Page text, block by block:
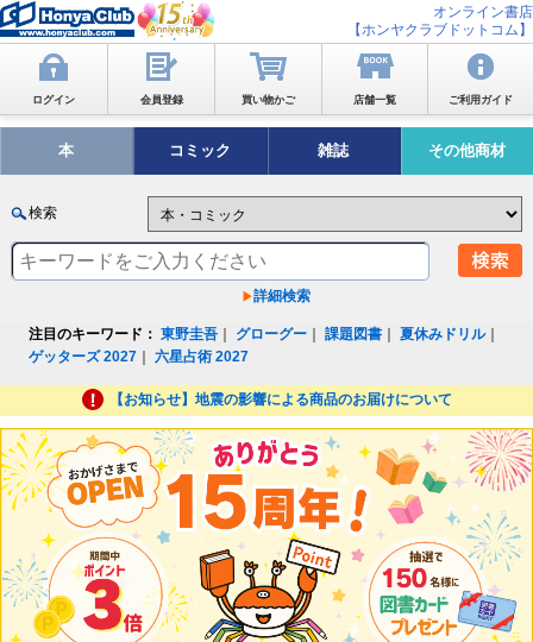
オンライン書店
【ホンヤクラブドットコム】
ログイン 会員登録 買い物かご 店舗一覧 ご利用ガイド
本 コミック 雑誌 その他商材
検索
詳細検索
注目のキーワード： 東野圭吾 グローグー ｜課題図書 ｜夏休みドリル｜
ゲッターズ 2027 ｜六星占術 2027
【お知らせ】地震の影響による商品のお届けについて